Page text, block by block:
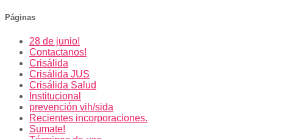
Páginas
28 de junio!
Contactanos!
Crisálida
Crisálida JUS
Crisálida Salud
Institucional
prevención vih/sida
Recientes incorporaciones.
Sumate!